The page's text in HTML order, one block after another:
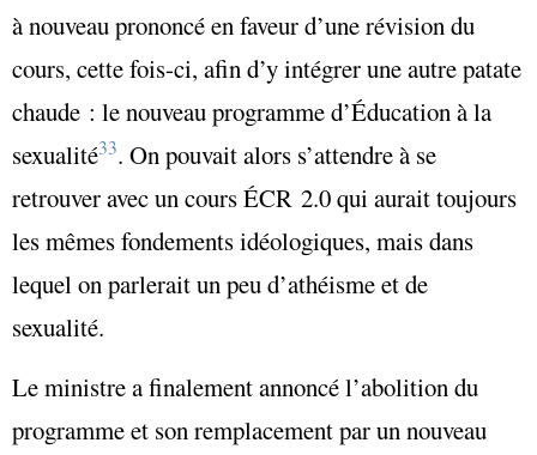
à nouveau prononcé en faveur d’une révision du
cours, cette fois-ci, afin d’y intégrer une autre patate
chaude : le nouveau programme d’Éducation à la
sexualité33. On pouvait alors s’attendre à se
retrouver avec un cours ÉCR 2.0 qui aurait toujours
les mêmes fondements idéologiques, mais dans
lequel on parlerait un peu d’athéisme et de
sexualité.
Le ministre a finalement annoncé l’abolition du
programme et son remplacement par un nouveau